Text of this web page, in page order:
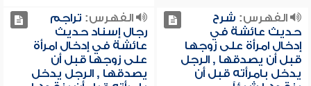
الفهرس: شرح
حديث عائشة في
إدخال امرأة على زوجها
قبل أن يصدقها , الرجل
يدخل بامرأته قبل أن
الفهرس: تراجم
رجال إسناد حديث
عائشة في إدخال امرأة
على زوجها قبل أن
يصدقها , الرجل يدخل